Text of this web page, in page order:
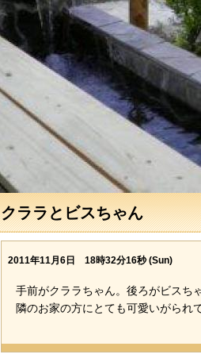
クララとビスちゃん
2011年11月6日 18時32分16秒 (Sun)
手前がクララちゃん。後ろがビスち
隣のお家の方にとても可愛いがられ